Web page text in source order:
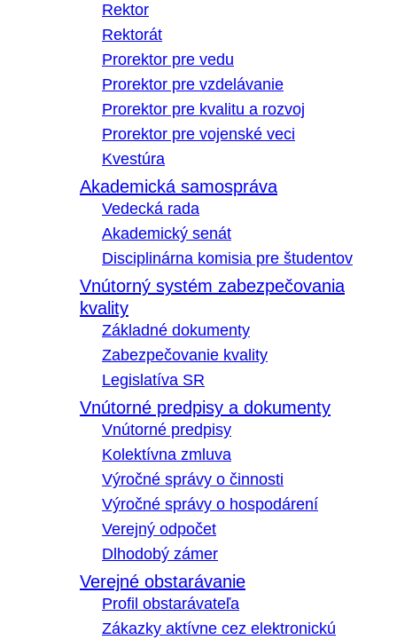
Rektor
Rektorát
Prorektor pre vedu
Prorektor pre vzdelávanie
Prorektor pre kvalitu a rozvoj
Prorektor pre vojenské veci
Kvestúra
Akademická samospráva
Vedecká rada
Akademický senát
Disciplinárna komisia pre študentov
Vnútorný systém zabezpečovania
kvality
Základné dokumenty
Zabezpečovanie kvality
Legislatíva SR
Vnútorné predpisy a dokumenty
Vnútorné predpisy
Kolektívna zmluva
Výročné správy o činnosti
Výročné správy o hospodárení
Verejný odpočet
Dlhodobý zámer
Verejné obstarávanie
Profil obstarávateľa
Zákazky aktívne cez elektronickú